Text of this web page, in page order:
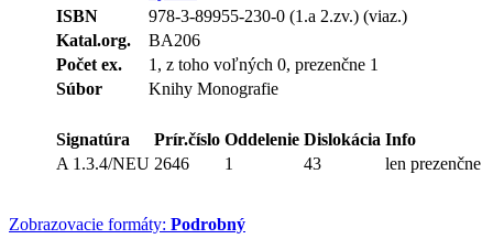
ISBN
978-3-89955-230-0 (1.a 2.zv.) (viaz.)
Katal.org.
BA206
Počet ex.
1, z toho voľných 0, prezenčne 1
Súbor
Knihy Monografie
Signatúra Prír.číslo Oddelenie Dislokácia Info
A 1.3.4/NEU 2646 1 43 len prezenčne
Zobrazovacie formáty: Podrobný